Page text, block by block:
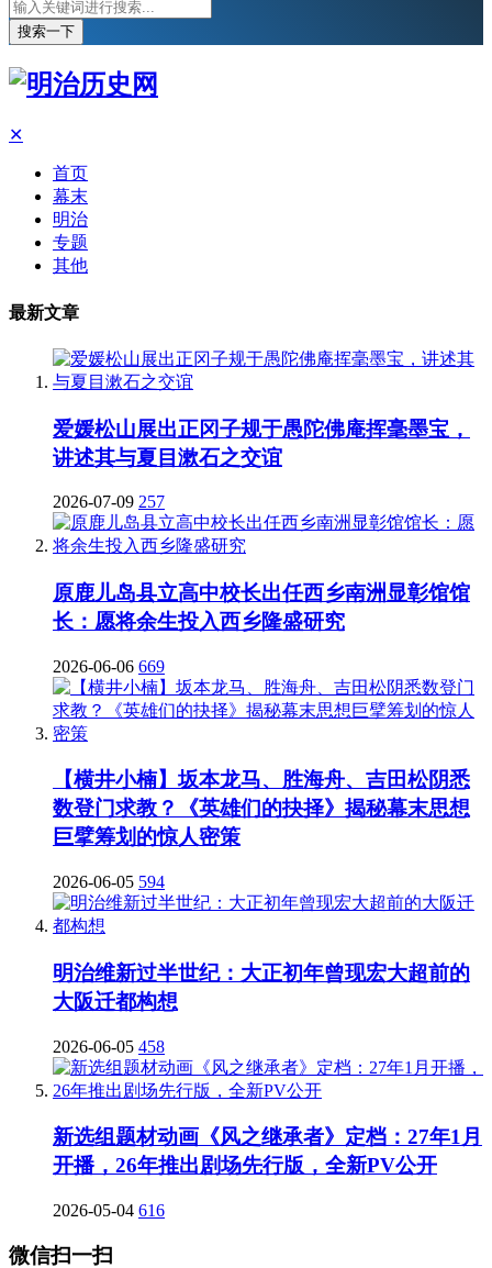
搜索一下
✕
首页
幕末
明治
专题
其他
最新文章
爱媛松山展出正冈子规于愚陀佛庵挥毫墨宝，
讲述其与夏目漱石之交谊
2026-07-09 257
原鹿儿岛县立高中校长出任西乡南洲显彰馆馆
长：愿将余生投入西乡隆盛研究
2026-06-06 669
【横井小楠】坂本龙马、胜海舟、吉田松阴悉
数登门求教？《英雄们的抉择》揭秘幕末思想
巨擘筹划的惊人密策
2026-06-05 594
明治维新过半世纪：大正初年曾现宏大超前的
大阪迁都构想
2026-06-05 458
新选组题材动画《风之继承者》定档：27年1月
开播，26年推出剧场先行版，全新PV公开
2026-05-04 616
微信扫一扫